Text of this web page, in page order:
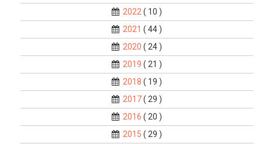
2022 ( 10 )
2021 ( 44 )
2020 ( 24 )
2019 ( 21 )
2018 ( 19 )
2017( 29 )
2016 ( 20 )
2015 ( 29 )